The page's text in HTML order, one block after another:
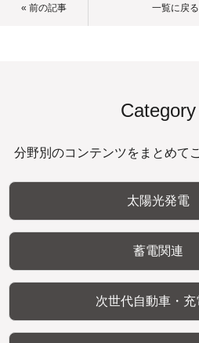
« 前の記事 一覧に戻る
Category
分野別のコンテンツをまとめて
太陽光発電
蓄電関連
次世代自動車・充